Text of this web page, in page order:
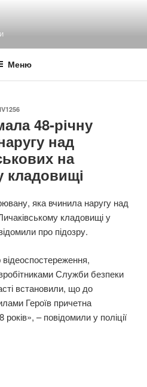
Меню
48-річну
над
на
кладовищі
яка вчинила наругу над
кладовищі у
про підозру.
Служби безпеки
встановили, що до
Героїв причетна
– повідомили у поліції